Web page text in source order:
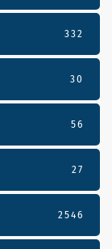
332
30
56
27
2546